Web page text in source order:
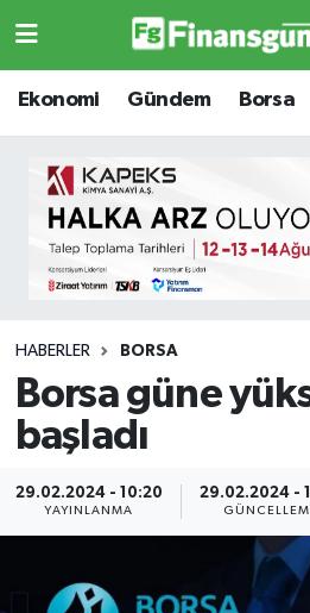
Ekonomi Gündem Borsa
HABERLER BORSA
Borsa güne
başladı
29.02.2024 - 10:20
YAYINLANMA
29.02.2024 -
Ekonomi
Borsa
Emlak
Otomobil
Gizlilik Sözleşmesi
Hakkımızda
Ekonomi
Borsa
Emlak
Emtia
BITCOIN
Yapay Zeka